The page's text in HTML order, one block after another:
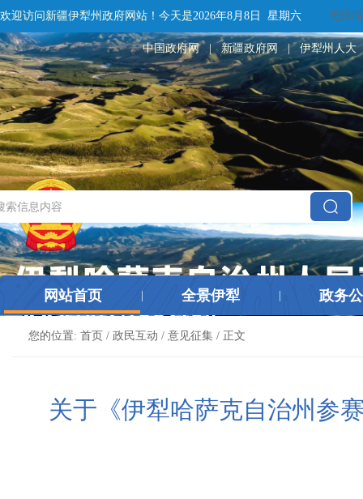
欢迎访问新疆伊犁州政府网站！ 今天是2026年8月8日 星期六 无障碍
中国政府网 | 新疆政府网 | 伊犁州人大
网站首页 全景伊犁 政务
您的位置: 首页 / 政民互动 / 意见征集 / 正文
关于《伊犁哈萨克自治州参